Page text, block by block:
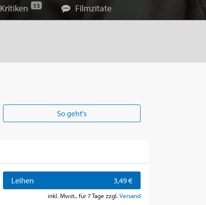
Kritiken 13 Filmzitate
So geht's
Leihen 3,49 €
inkl. Mwst., für 7 Tage zzgl. Versand